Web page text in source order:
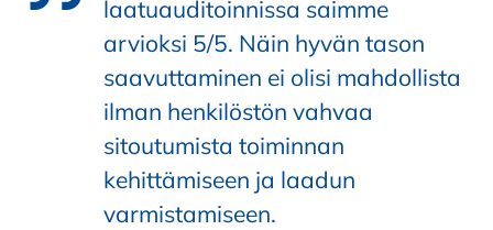
laatuauditoinnissa saimme
arvioksi 5/5. Näin hyvän tason
saavuttaminen ei olisi mahdollista
ilman henkilöstön vahvaa
sitoutumista toiminnan
kehittämiseen ja laadun
varmistamiseen.